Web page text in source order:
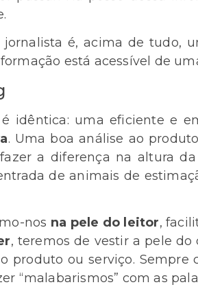
é, acima de tudo,
está acessível de
idêntica: uma eficiente e
. Uma boa análise ao
a diferença na altura da
de animais de
nos na pele do leitor,
, teremos de vestir a pele
produto ou serviço. Sempre
“malabarismos” com as